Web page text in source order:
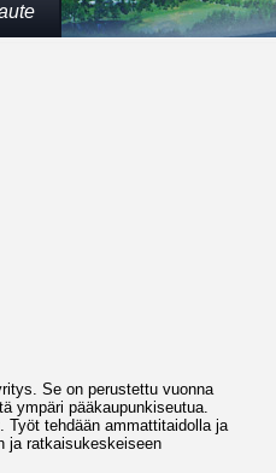
Se on perustettu vuonna
ympäri pääkaupunkiseutua.
tehdään ammattitaidolla ja
ja ratkaisukeskeiseen